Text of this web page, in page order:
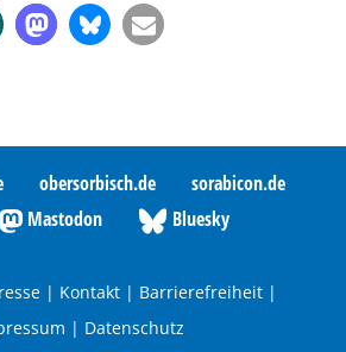
obersorbisch.de
sorabicon.de
Mastodon Bluesky
| Kontakt | Barrierefreiheit |
| Datenschutz